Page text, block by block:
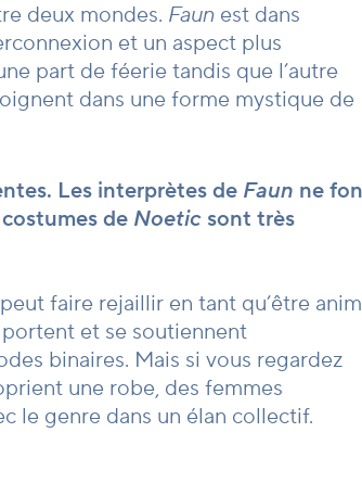
deux mondes. Faun est dans
et un aspect plus
part de féerie tandis que l’autre
dans une forme mystique de
Les interprètes de Faun ne
de Noetic sont très
faire rejaillir en tant qu’être
et se soutiennent
binaires. Mais si vous regardez
une robe, des femmes
le genre dans un élan collectif.